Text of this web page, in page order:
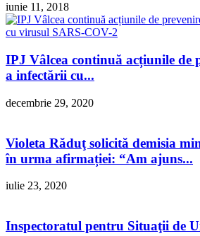
iunie 11, 2018
IPJ Vâlcea continuă acțiunile de
a infectării cu...
decembrie 29, 2020
Violeta Răduţ solicită demisia
în urma afirmației: “Am ajuns...
iulie 23, 2020
Inspectoratul pentru Situaţii de